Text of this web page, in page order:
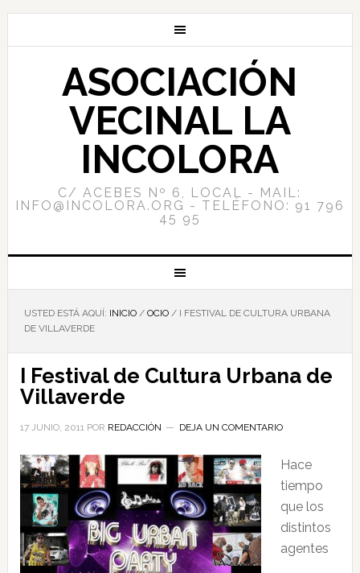
ASOCIACIÓN
VECINAL LA
INCOLORA
C/ ACEBES Nº 6, LOCAL - MAIL:
INFO@INCOLORA.ORG - TELÉFONO: 91 796
45 95
USTED ESTÁ AQUÍ: INICIO / OCIO /I FESTIVAL DE CULTURA URBANA
DE VILLAVERDE
I Festival de Cultura Urbana de
Villaverde
17 JUNIO, 2011POR REDACCIÓN DEJA UN COMENTARIO
Hace
tiempo
que los
distintos
agentes